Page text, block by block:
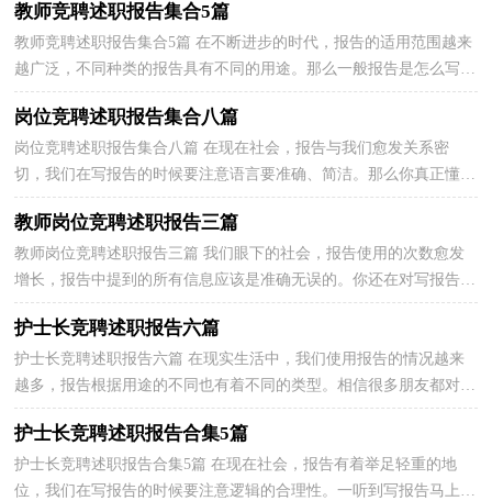
教师竞聘述职报告集合5篇
教师竞聘述职报告集合5篇 在不断进步的时代，报告的适用范围越来
越广泛，不同种类的报告具有不同的用途。那么一般报告是怎么写的
呢？以下是小编为大家整理的教师竞聘述职报告5篇，...
岗位竞聘述职报告集合八篇
岗位竞聘述职报告集合八篇 在现在社会，报告与我们愈发关系密
切，我们在写报告的时候要注意语言要准确、简洁。那么你真正懂得
怎么写好报告吗？以下是小编帮大家整理的岗位竞聘述...
教师岗位竞聘述职报告三篇
教师岗位竞聘述职报告三篇 我们眼下的社会，报告使用的次数愈发
增长，报告中提到的所有信息应该是准确无误的。你还在对写报告感
到一筹莫展吗？以下是小编整理的教师岗位竞聘述职...
护士长竞聘述职报告六篇
护士长竞聘述职报告六篇 在现实生活中，我们使用报告的情况越来
越多，报告根据用途的不同也有着不同的类型。相信很多朋友都对写
报告感到非常苦恼吧，下面是小编整理的护士长竞聘...
护士长竞聘述职报告合集5篇
护士长竞聘述职报告合集5篇 在现在社会，报告有着举足轻重的地
位，我们在写报告的时候要注意逻辑的合理性。一听到写报告马上头